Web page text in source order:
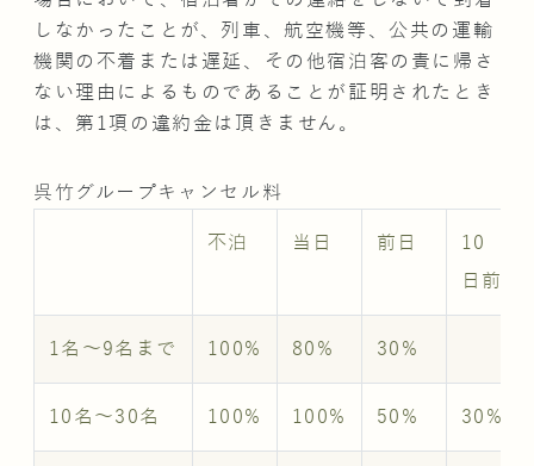
しなかったことが、列車、航空機等、公共の運輸
機関の不着または遅延、その他宿泊客の責に帰さ
ない理由によるものであることが証明されたとき
は、第1項の違約金は頂きません。
呉竹グループキャンセル料
不泊 当日 前日
10
日前
1名～9名まで 100% 80% 30%
10名～30名 100% 100% 50% 30%